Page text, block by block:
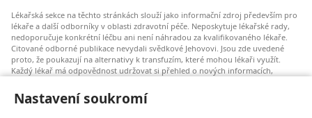
Nastavení soukromí
Lékařská sekce na těchto stránkách slouží jako informační zdroj především pro
lékaře a další odborníky v oblasti zdravotní péče. Neposkytuje lékařské rady,
nedoporučuje konkrétní léčbu ani není náhradou za kvalifikovaného lékaře.
Citované odborné publikace nevydali svědkové Jehovovi. Jsou zde uvedené
proto, že poukazují na alternativy k transfuzím, které mohou lékaři využít.
Každý lékař má odpovědnost udržovat si přehled o nových informacích,
správná rozhodnutí, která budou odpovídat jejich zdravotnímu stavu a budou
v souladu s jejich přáními, hodnotami a vyznáním. Uvedené postupy nemusí